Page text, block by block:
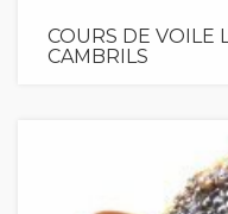
COURS DE VOILE
CAMBRILS